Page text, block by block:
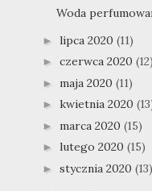
Woda
► lipca 2020 (11)
► czerwca 2020 (12)
► maja 2020 (11)
► kwietnia 2020
► marca 2020 (15)
► lutego 2020 (15)
► stycznia 2020 (13)